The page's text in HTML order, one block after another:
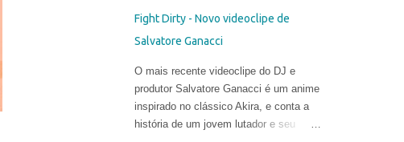
Fight Dirty - Novo videoclipe de
Salvatore Ganacci
O mais recente videoclipe do DJ e
produtor Salvatore Ganacci é um anime
inspirado no clássico Akira, e conta a
história de um jovem lutador e seu